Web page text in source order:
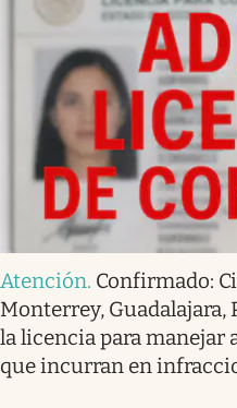
Atención. Confirmado:
Monterrey, Guadalajara,
la licencia para manejar
que incurran en